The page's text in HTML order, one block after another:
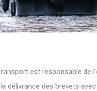
est responsable de
délivrance des brevets